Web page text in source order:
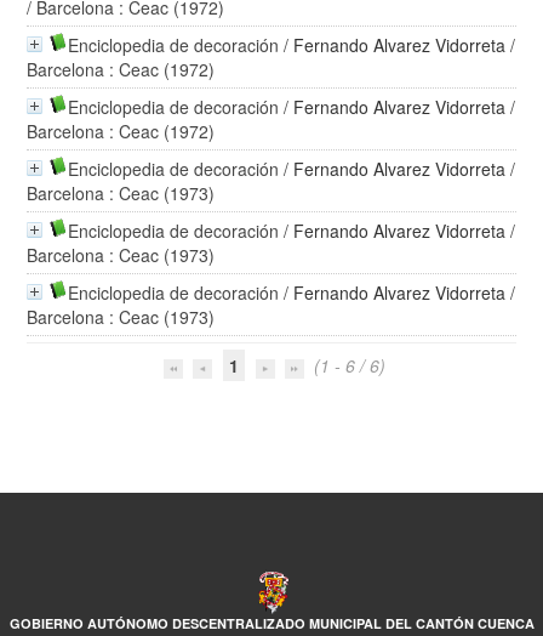
/ Barcelona : Ceac (1972)
Enciclopedia de decoración / Fernando Alvarez Vidorreta /
Barcelona : Ceac (1972)
Enciclopedia de decoración / Fernando Alvarez Vidorreta /
Barcelona : Ceac (1972)
Enciclopedia de decoración / Fernando Alvarez Vidorreta /
Barcelona : Ceac (1973)
Enciclopedia de decoración / Fernando Alvarez Vidorreta /
Barcelona : Ceac (1973)
Enciclopedia de decoración / Fernando Alvarez Vidorreta /
Barcelona : Ceac (1973)
1
(1 - 6 / 6)
GOBIERNO AUTÓNOMO DESCENTRALIZADO MUNICIPAL DEL CANTÓN CUENCA